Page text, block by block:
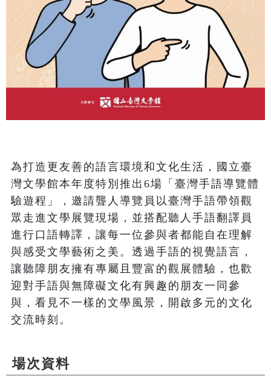
為打造更友善的語言環境和文化生活，國立臺
灣文學館本年度特別推出6場「臺灣手語導覽體
驗遊程」，邀請聾人導覽員以臺灣手語帶領觀
眾走進文學展覽現場，並搭配聽人手語翻譯員
進行口語轉譯，讓每一位參與者都能自在理解
與感受文學藝術之美。透過手語的視覺語言，
讓聽障朋友擁有專屬且豐富的觀展體驗，也歡
迎對手語與無障礙文化有興趣的朋友一同參
與，看見不一樣的文學風景，開啟多元的文化
交流時刻。
場次資料